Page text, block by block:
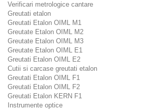
Verificari metrologice cantare
Greutati etalon
Greutati Etalon OIML M1
Greutate Etalon OIML M2
Greutate Etalon OIML M3
Greutate Etalon OIML E1
Greutati Etalon OIML E2
Cutii si carcase greutati etalon
Greutati Etalon OIML F1
Greutati Etalon OIML F2
Greutati Etalon KERN F1
Instrumente optice